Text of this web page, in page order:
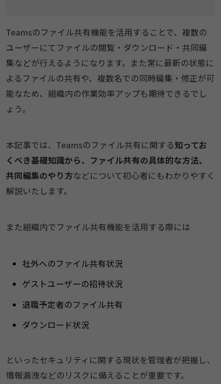
Teamsのファイル共有機能を活用することで、複数の
ユーザーにてファイルの閲覧・ダウンロード・共同編
集などが行えるようになります。また常に最新の状態に
よるファイルの共有や、複数名での同時編集・修正が可
能なため、組織内の作業効率アップも期待できるでし
ょう。
本記事では、Teamsのファイル共有に関する知ってお
くべき基礎知識から、ファイル共有の具体的な方法、
共同編集のやり方などについて初心者にもわかりやすく
解説いたします。
また組織内でファイル共有機能を活用する際には
社外へのファイル共有状況
ゲストユーザーの招待状況
退職予定者のファイル共有
ダウンロード状況
といったセキュリティに関する現状を管理者が把握し、
情報漏洩などのリスクに備えることが重要です。